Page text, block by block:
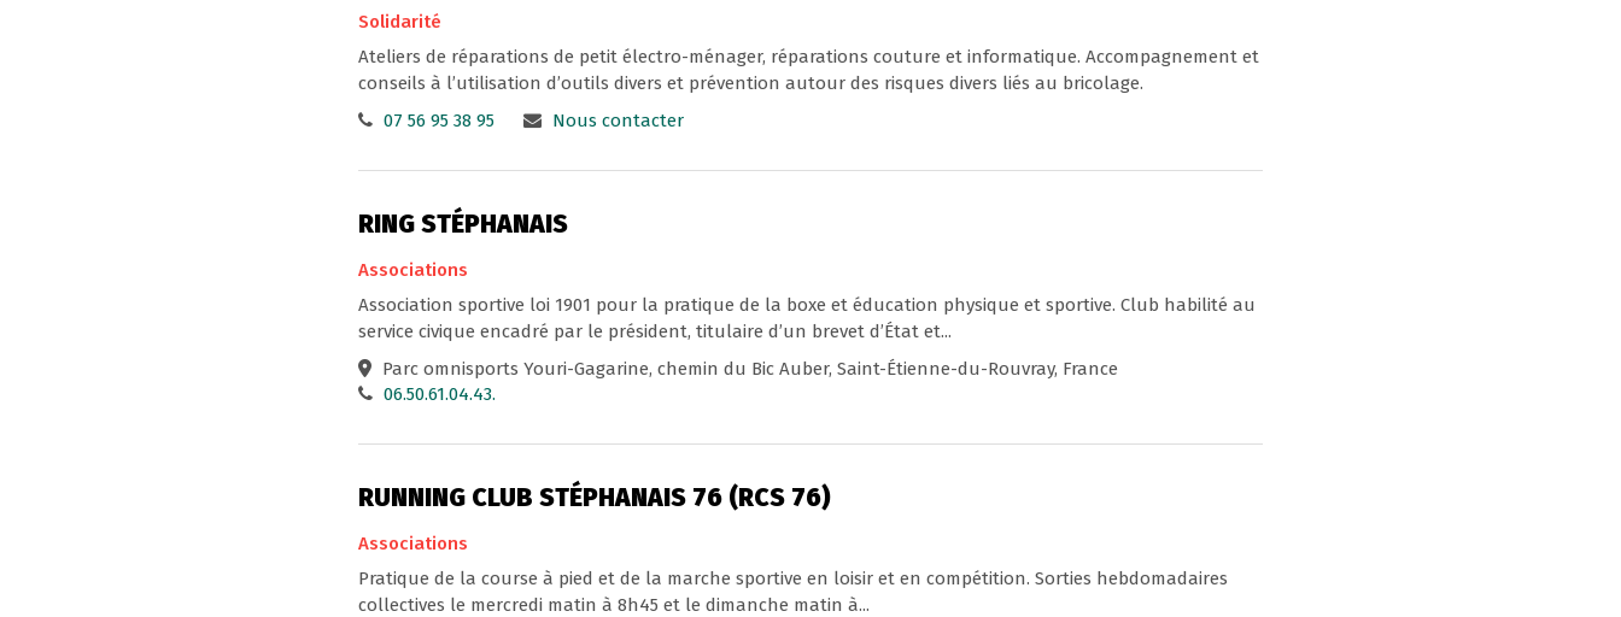
Solidarité
Ateliers de réparations de petit électro-ménager, réparations couture et informatique. Accompagnement et
conseils à l’utilisation d’outils divers et prévention autour des risques divers liés au bricolage.
07 56 95 38 95
Nous contacter
RING STÉPHANAIS
Associations
Association sportive loi 1901 pour la pratique de la boxe et éducation physique et sportive. Club habilité au
service civique encadré par le président, titulaire d’un brevet d’État et...
Parc omnisports Youri-Gagarine, chemin du Bic Auber, Saint-Étienne-du-Rouvray, France
06.50.61.04.43.
RUNNING CLUB STÉPHANAIS 76 (RCS 76)
Associations
Pratique de la course à pied et de la marche sportive en loisir et en compétition. Sorties hebdomadaires
collectives le mercredi matin à 8h45 et le dimanche matin à...